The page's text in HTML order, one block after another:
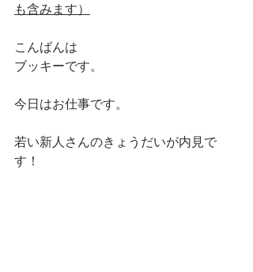
も含みます）
こんばんは
ブッキーです。
今日はお仕事です。
若い新人さんのきょうだいが内見で
す！